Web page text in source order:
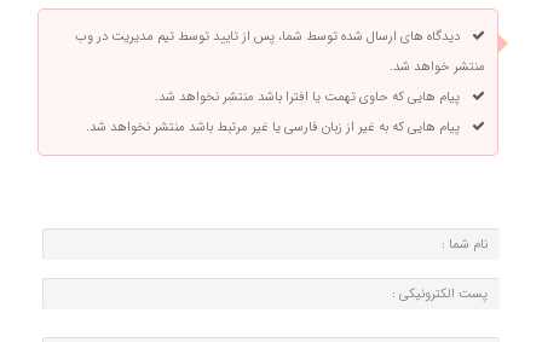
دیدگاه های ارسال شده توسط شما، پس از تایید توسط تیم مدیریت در وب
منتشر خواهد شد.
پیام هایی که حاوی تهمت یا افترا باشد منتشر نخواهد شد.
پیام هایی که به غیر از زبان فارسی یا غیر مرتبط باشد منتشر نخواهد شد.